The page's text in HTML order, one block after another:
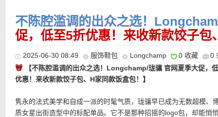
用高品质光面牛皮，线条干净利落，触感细腻而有韧性；内里以浅
衬里收束，耐用而精致，细节之处尽显法式考究。金色金属配件恰
提亮整体气质，在克制中释放优雅。翻盖按扣闭合方式，简洁利落
织物肩带，轻松切换斜挎或肩背节奏。
产品直达链接点此
【Longchamp珑骧 Le Pliage饺子包 黑五折上折仅136欧！】将
Longchamp一贯的简约与轻盈融入更具运动感的现代设计中。小巧
用，通勤、旅行都轻松驾驭。蓝色高性能尼龙，耐磨、防泼水，轻
常使用。银色五金点缀，低调而干练。可调节织物肩带，可肩背、
产品直达链接点此
运费： 每单3.9欧，满149欧免邮费！60天内免费退货！
★ 新用户首单立减15欧优惠码：NEW2025满79欧可用，新邮箱注
并激活使用！
不陈腔滥调的出众之选！
促，低至5折优惠！来收新款饺子包
2025-06-30 08:49 服饰鞋包 Longchamp 0 收藏
0
【不陈腔滥调的出众之选！Longchamp/珑骧 官网夏季大促，
优惠！来收新款饺子包、H家同款饭盒包！】
隽永的法式美学和自成一派的时髦气质，珑骧早已成为无数超模、
质女星出街造型中的标配单品。它不是那种招摇的logo包，却能悄